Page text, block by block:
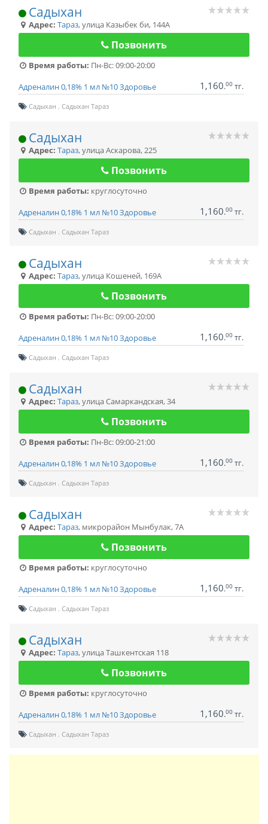
Садыхан
Адрес: Тараз,улица Казыбек би, 144А
Позвонить
Время работы: Пн-Вс: 09:00-20:00
Адреналин 0,18% 1 мл №10 Здоровье
1,160.00 тг.
Садыхан Садыхан Тараз
Садыхан
Адрес: Тараз,улица Аскарова, 225
Позвонить
Время работы: круглосуточно
Адреналин 0,18% 1 мл №10 Здоровье
1,160.00 тг.
Садыхан Садыхан Тараз
Садыхан
Адрес: Тараз,улица Кошеней, 169А
Позвонить
Время работы: Пн-Вс: 09:00-20:00
Адреналин 0,18% 1 мл №10 Здоровье
1,160.00 тг.
Садыхан Садыхан Тараз
Садыхан
Адрес: Тараз,улица Самаркандская, 34
Позвонить
Время работы: Пн-Вс: 09:00-21:00
Адреналин 0,18% 1 мл №10 Здоровье
1,160.00 тг.
Садыхан Садыхан Тараз
Садыхан
Адрес: Тараз, микрорайон Мынбулак, 7А
Позвонить
Время работы: круглосуточно
Адреналин 0,18% 1 мл №10 Здоровье
1,160.00 тг.
Садыхан Садыхан Тараз
Садыхан
Адрес: Тараз,улица Ташкентская 118
Позвонить
Время работы: круглосуточно
Адреналин 0,18% 1 мл №10 Здоровье
1,160.00 тг.
Садыхан Садыхан Тараз